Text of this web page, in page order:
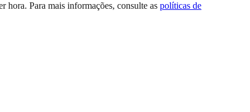
hora. Para mais informações, consulte as políticas de